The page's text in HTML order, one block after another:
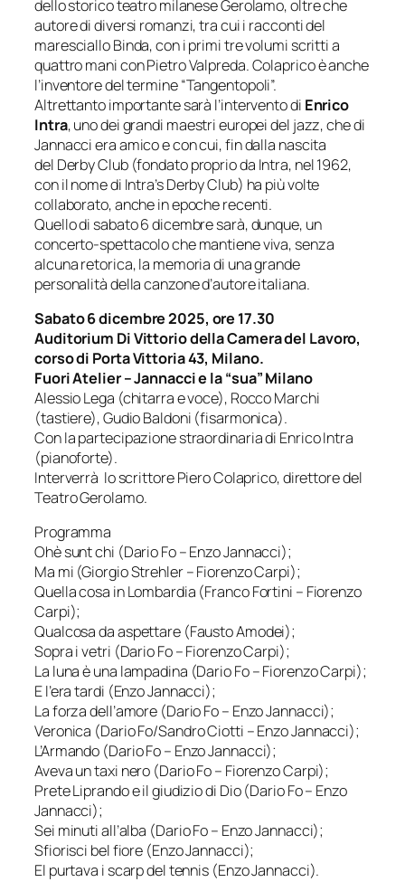
dello storico teatro milanese Gerolamo, oltre che
autore di diversi romanzi, tra cui i racconti del
maresciallo Binda, con i primi tre volumi scritti a
quattro mani con Pietro Valpreda. Colaprico è anche
l’inventore del termine“Tangentopoli”.
Altrettanto importante sarà l’intervento di Enrico
Intra, uno dei grandi maestri europei del jazz, che di
Jannacci era amico e con cui, fin dalla nascita
del Derby Club(fondato proprio da Intra, nel 1962,
con il nome di Intra’s Derby Club) ha più volte
collaborato, anche in epoche recenti.
Quello di sabato 6 dicembre sarà, dunque, un
concerto-spettacolo che mantiene viva, senza
alcuna retorica, la memoria di una grande
personalità della canzone d’autore italiana.
Sabato 6 dicembre 2025, ore 17.30
Auditorium Di Vittorio della Camera del Lavoro,
corso di Porta Vittoria 43, Milano.
Fuori Atelier – Jannacci e la “sua” Milano
Alessio Lega (chitarra e voce), Rocco Marchi
(tastiere), Gudio Baldoni (fisarmonica).
Con la partecipazione straordinaria di Enrico Intra
(pianoforte).
Interverrà lo scrittore Piero Colaprico, direttore del
Teatro Gerolamo.
Programma
Ohè sunt chi (Dario Fo – Enzo Jannacci);
Ma mi (Giorgio Strehler – Fiorenzo Carpi);
Quella cosa in Lombardia (Franco Fortini – Fiorenzo
Carpi);
Qualcosa da aspettare (Fausto Amodei);
Sopra i vetri (Dario Fo – Fiorenzo Carpi);
La luna è una lampadina (Dario Fo – Fiorenzo Carpi);
E l’era tardi (Enzo Jannacci);
La forza dell’amore (Dario Fo – Enzo Jannacci);
Veronica (Dario Fo/Sandro Ciotti – Enzo Jannacci);
L’Armando (Dario Fo – Enzo Jannacci);
Aveva un taxi nero (Dario Fo – Fiorenzo Carpi);
Prete Liprando e il giudizio di Dio (Dario Fo – Enzo
Jannacci);
Sei minuti all’alba (Dario Fo – Enzo Jannacci);
Sfiorisci bel fiore (Enzo Jannacci);
El purtava i scarp del tennis (Enzo Jannacci).